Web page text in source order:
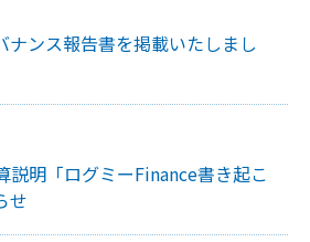
ナンス報告書を掲載いたしまし
説明「ログミーFinance書き起こ
せ